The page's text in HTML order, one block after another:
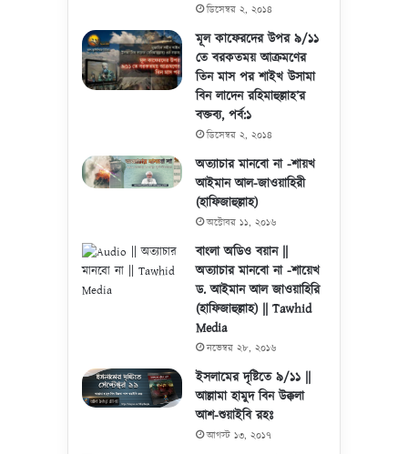
ডিসেম্বর ২, ২০১৪
মূল কাফেরদের উপর ৯/১১
তে বরকতময় আক্রমণের
তিন মাস পর শাইখ উসামা
বিন লাদেন রহিমাহুল্লাহ’র
বক্তব্য, পর্ব:১
ডিসেম্বর ২, ২০১৪
অত্যাচার মানবো না -শায়খ
আইমান আল-জাওয়াহিরী
(হাফিজাহুল্লাহ)
অক্টোবর ১১, ২০১৬
বাংলা অডিও বয়ান ||
অত্যাচার মানবো না -শায়েখ
ড. আইমান আল জাওয়াহিরি
(হাফিজাহুল্লাহ) || Tawhid
Media
নভেম্বর ২৮, ২০১৬
ইসলামের দৃষ্টিতে ৯/১১ ||
আল্লামা হামুদ বিন উক্কলা
আশ-শুয়াইবি রহঃ
আগস্ট ১৩, ২০১৭